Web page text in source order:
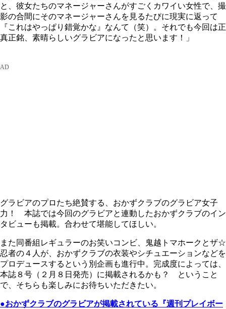
と、彼女たちのマネージャーさんがすごくカワイい女性で、撮
影の合間にそのマネージャーさんを見るたびに現実に返って
『これはやっぱり錯覚かな』なんて（笑）。それでも今回は正
真正銘、素晴らしいグラビアになったと思います！」
グラビアのプロたち絶賛する、おかずクラブのグラビア女子
力！ 本誌では今回のグラビアと連動したおかずクラブのイン
タビューも掲載。合わせて堪能してほしい。
また同番組レギュラーのお笑いコンビ、鬼越トマホークとザ☆
忍者の４人が、おかずクラブの衣装やシチュエーションなどを
プロデュースするという別企画も進行中。完成度によっては、
本誌８号（２月８日発売）に掲載されるかも？ ということ
で、そちらも楽しみにお待ちいただきたい。
●おかずクラブのグラビアが掲載されている『週刊プレイボー